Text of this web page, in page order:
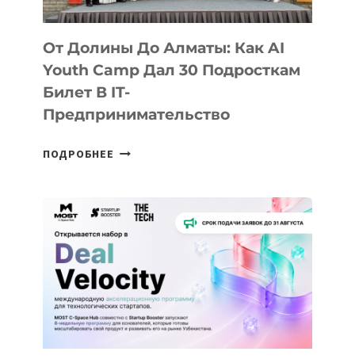
От Долины До Алматы: Как AI
Youth Camp Дал 30 Подросткам
Билет В IT-
Предпринимательство
ПОДРОБНЕЕ ОТ
АЛМАТЫ:
КАК
AI
YOUTH
CAMP
ДАЛ
30
ПОДРОСТКАМ